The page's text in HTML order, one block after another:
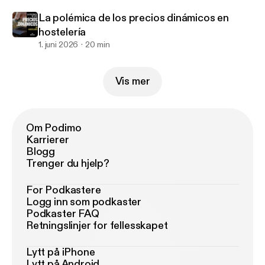
La polémica de los precios dinámicos en
hostelería
1. juni 2026 20 min
Vis mer
Om Podimo
Karrierer
Blogg
Trenger du hjelp?
For Podkastere
Logg inn som podkaster
Podkaster FAQ
Retningslinjer for fellesskapet
Lytt på iPhone